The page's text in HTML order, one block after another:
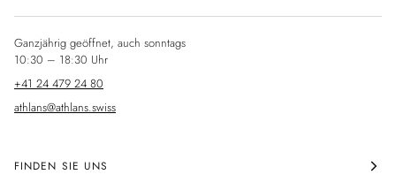
Ganzjährig geöffnet, auch sonntags
10:30 – 18:30 Uhr
+41 24 479 24 80
athlans@athlans.swiss
FINDEN SIE UNS